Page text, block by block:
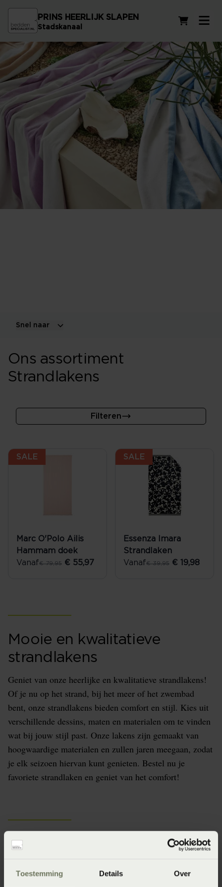
Toestemming Details Over
PRINS HEERLIJK SLAPEN
Stadskanaal
Snel naar
Ons assortiment
Strandlakens
Filteren
SALE
Marc O'Polo Ailis
Hammam doek
Vanaf€ 79,95 € 55,97
SALE
Essenza Imara
Strandlaken
Vanaf€ 39,95 € 19,98
Mooie en kwalitatieve
strandlakens
Geniet van onze heerlijke en kwalitatieve strandlakens!
Of je nu op het strand, bij het meer of het zwembad
bent, onze strandlakens bieden comfort en stijl. Kies uit
verschillende dessins, maten en materialen om te vinden
wat bij jouw stijl past. Onze lakens zijn gemaakt van
hoogwaardige materialen en zullen jaren meegaan, zodat
je elk seizoen hiervan kunt genieten. Bestel nu je
favoriete strandlaken en geniet van het comfort!
Waar op te letten bij een
strandlaken: